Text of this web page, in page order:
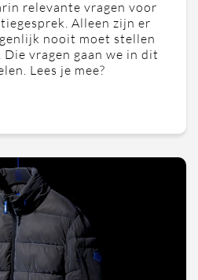
relevante vragen voor
Alleen zijn er
nooit moet stellen
vragen gaan we in dit
Lees je mee?